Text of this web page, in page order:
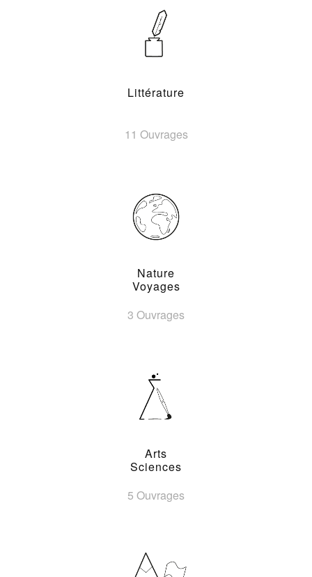
Littérature
11 Ouvrages
Nature
Voyages
3 Ouvrages
Arts
Sciences
5 Ouvrages